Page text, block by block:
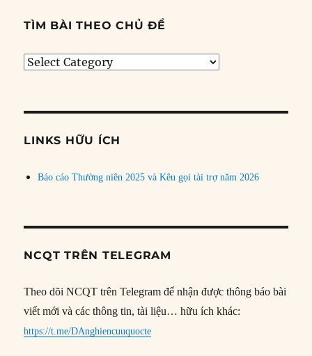
TÌM BÀI THEO CHỦ ĐỀ
Tìm
đề
LINKS HỮU ÍCH
Báo cáo Thường niên 2025 và Kêu gọi tài trợ năm 2026
NCQT TRÊN TELEGRAM
Theo dõi NCQT trên Telegram để nhận được thông báo bài
viết mới và các thông tin, tài liệu… hữu ích khác:
https://t.me/DAnghiencuuquocte